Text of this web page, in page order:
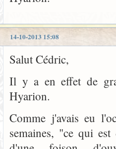
14-10-2013 15:08
Salut Cédric,
Il y a en effet de
Hyarion.
Comme j'avais eu
semaines, "ce qui